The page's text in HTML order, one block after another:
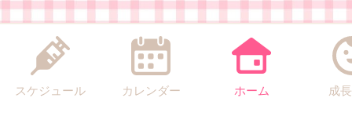
スケジュール カレンダー ホーム 成